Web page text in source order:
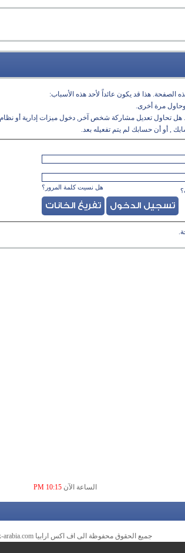
الصفحة. هذا قد يكون عائداً لأحد هذه الأسباب:
وحاول مرة أخرى.
هل تحاول تعديل مشاركة شخص آخر, دخول ميزات إدارية أو
, أو أن حسابك لم يتم تفعيله بعد.
هل نسيت كلمة المرور؟
الساعة الآن 10:15 PM
جميع الحقوق محفوظة الى اف اكس ارابيا www.fx-arabia.com